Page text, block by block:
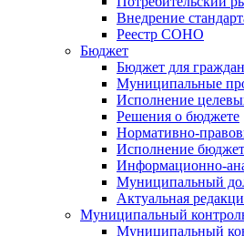
Внедрение
Реестр СОНО
Бюджет
Бюджет для граждан
Муниципальные
Исполнение
Решения о бюджете
Нормативно-
Исполнение
Информационно-
Муниципальный
Актуальная
Муниципальный
Муниципальный